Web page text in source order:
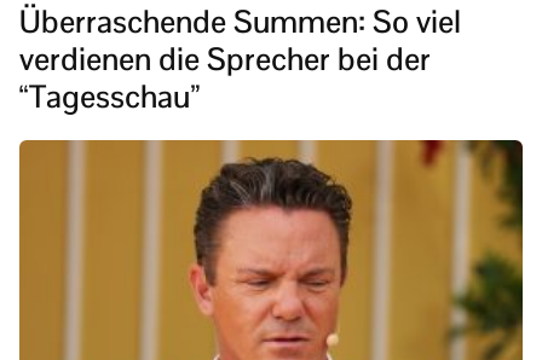
Überraschende Summen: So viel
verdienen die Sprecher bei der
“Tagesschau”